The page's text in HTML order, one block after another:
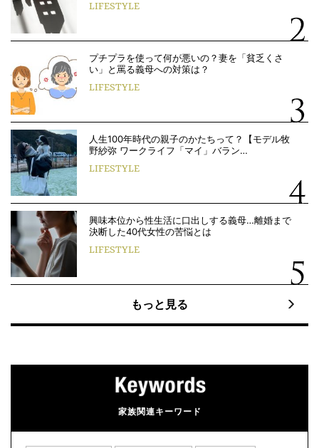
LIFESTYLE
プチプラを使って何が悪いの？妻を「貧乏くさ
い」と罵る義母への対策は？
LIFESTYLE
人生100年時代の親子のかたちって？【モデル牧
野紗弥 ワークライフ「マイ」バラン…
LIFESTYLE
興味本位から性生活に口出しする義母…離婚まで
決断した40代女性の苦悩とは
LIFESTYLE
もっと見る
家族関連キーワード